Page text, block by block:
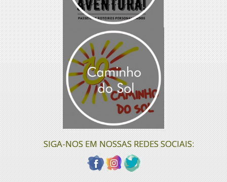
SIGA-NOS EM NOSSAS REDES SOCIAIS: